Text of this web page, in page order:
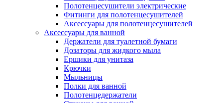
Полотенцесушители электрические
Фитинги для полотенцесушителей
Аксессуары для полотенцесушителей
Аксессуары для ванной
Держатели для туалетной бумаги
Дозаторы для жидкого мыла
Ершики для унитаза
Крючки
Мыльницы
Полки для ванной
Полотенцедержатели